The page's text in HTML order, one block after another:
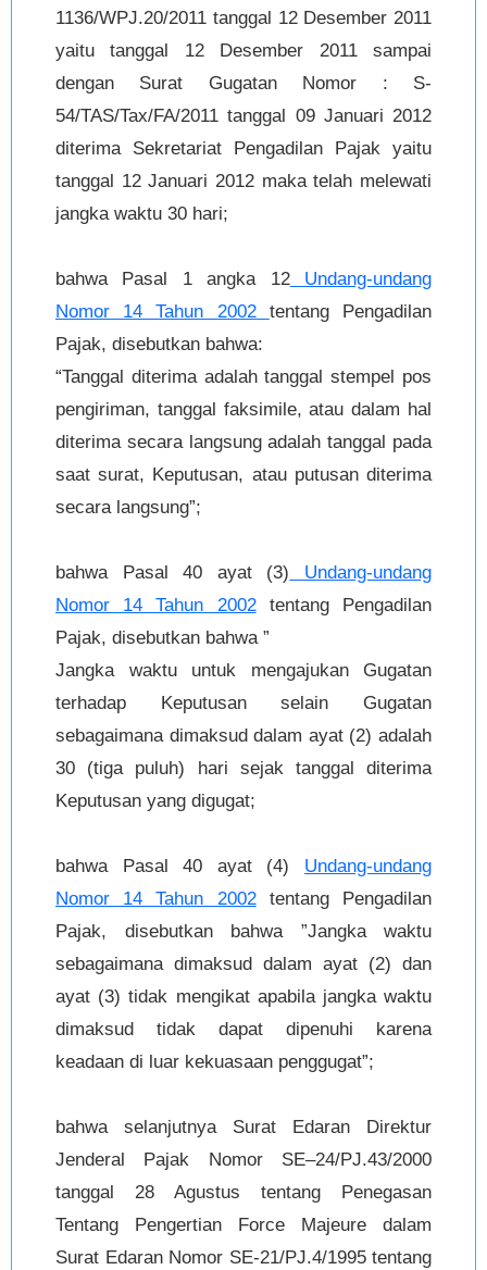
1136/WPJ.20/2011 tanggal 12 Desember 2011
yaitu tanggal 12 Desember 2011 sampai
dengan Surat Gugatan Nomor : S-
54/TAS/Tax/FA/2011 tanggal 09 Januari 2012
diterima Sekretariat Pengadilan Pajak yaitu
tanggal 12 Januari 2012 maka telah melewati
jangka waktu 30 hari;
bahwa Pasal 1 angka 12Undang-undang
Nomor 14 Tahun 2002 tentang Pengadilan
Pajak, disebutkan bahwa:
“Tanggal diterima adalah tanggal stempel pos
pengiriman, tanggal faksimile, atau dalam hal
diterima secara langsung adalah tanggal pada
saat surat, Keputusan, atau putusan diterima
secara langsung”;
bahwa Pasal 40 ayat (3) Undang-undang
Nomor 14 Tahun 2002tentang Pengadilan
Pajak, disebutkan bahwa ”
Jangka waktu untuk mengajukan Gugatan
terhadap Keputusan selain Gugatan
sebagaimana dimaksud dalam ayat (2) adalah
30 (tiga puluh) hari sejak tanggal diterima
Keputusan yang digugat;
bahwa Pasal 40 ayat (4) Undang-undang
Nomor 14 Tahun 2002tentang Pengadilan
Pajak, disebutkan bahwa ”Jangka waktu
sebagaimana dimaksud dalam ayat (2) dan
ayat (3) tidak mengikat apabila jangka waktu
dimaksud tidak dapat dipenuhi karena
keadaan di luar kekuasaan penggugat”;
bahwa selanjutnya Surat Edaran Direktur
Jenderal Pajak Nomor SE–24/PJ.43/2000
tanggal 28 Agustus tentang Penegasan
Tentang Pengertian Force Majeure dalam
Surat Edaran Nomor SE-21/PJ.4/1995 tentang